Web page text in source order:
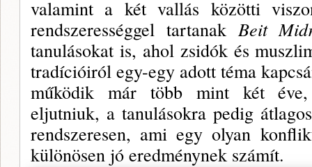
valamint a két vallás közötti
rendszerességgel tartanakBeit
tanulásokat is, ahol zsidók és
tradícióiról egy-egy adott téma
működik már több mint két éve,
eljutniuk, a tanulásokra pedig
rendszeresen, ami egy olyan
különösen jó eredménynek számít.